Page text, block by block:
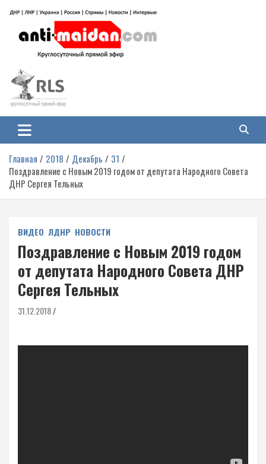
содержимому
Антимайдан: Гражданская война
на Украине
гражданской войне на Украине, включая события в Новороссии, ДНР,
ЛНР и других регионах.
Главная 2018 Декабрь
31
Поздравление с Новым 2019 годом от депутата Народного Совета
ДНР Сергея Тельных
ВИДЕО ЛДНР НОВОСТИ
Поздравление с Новым 2019 годом
от депутата Народного Совета ДНР
Сергея Тельных
31.12.2018